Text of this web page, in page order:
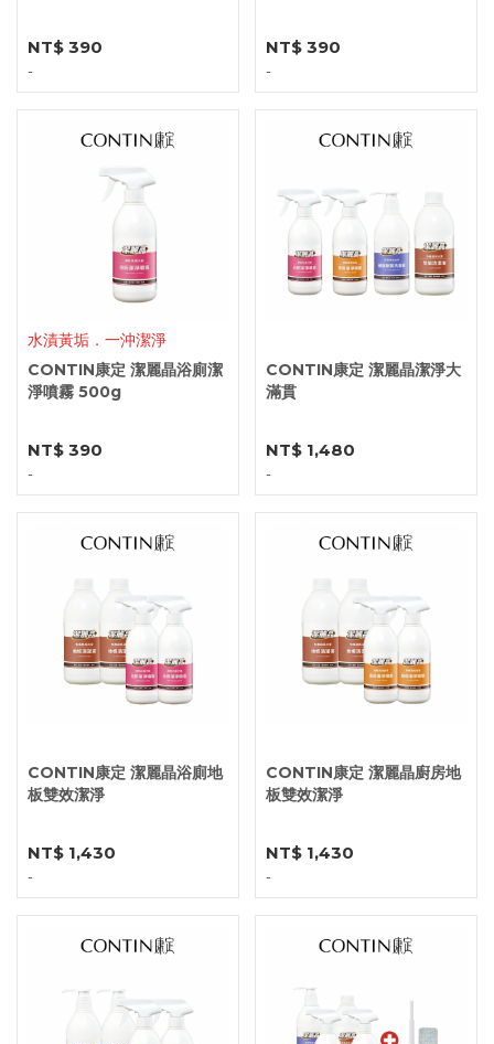
NT$ 390
-
NT$ 390
-
水漬黃垢．一沖潔淨
CONTIN康定 潔麗晶浴廁潔
淨噴霧 500g
NT$ 390
-
CONTIN康定 潔麗晶潔淨大
滿貫
NT$ 1,480
-
CONTIN康定 潔麗晶浴廁地
板雙效潔淨
NT$ 1,430
-
CONTIN康定 潔麗晶廚房地
板雙效潔淨
NT$ 1,430
-